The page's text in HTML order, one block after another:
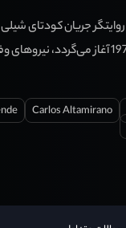
که تلاش برای کودتای نظامی ژوئن 1973
Carlos Altamirano